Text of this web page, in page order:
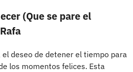
(Que se pare el
deseo de detener el tiempo para
los momentos felices. Esta